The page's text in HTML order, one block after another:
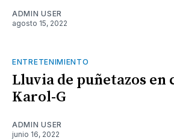
ADMIN USER
agosto 15, 2022
ENTRETENIMIENTO
Lluvia de puñetazos en
Karol-G
ADMIN USER
junio 16, 2022